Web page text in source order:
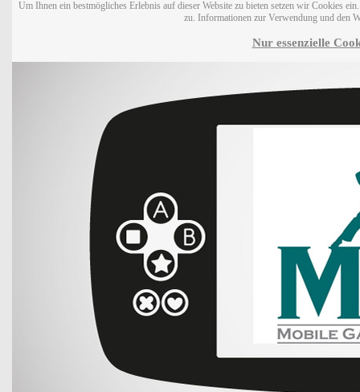
Um Ihnen ein bestmögliches Erlebnis auf dieser Website zu bieten setzen wir Cookies
zu. Informationen zur Verwendung und den
Nur essenzielle